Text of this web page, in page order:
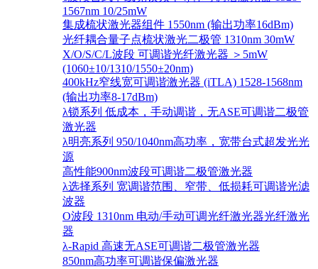
1567nm 10/25mW
集成梳状激光器组件 1550nm (输出功率16dBm)
光纤耦合量子点梳状激光二极管 1310nm 30mW
X/O/S/C/L波段 可调谐光纤激光器 ＞5mW
(1060±10/1310/1550±20nm)
400kHz窄线宽可调谐激光器 (iTLA) 1528-1568nm
(输出功率8-17dBm)
λ锁系列 低成本，手动调谐，无ASE可调谐二极管
激光器
λ明亮系列 950/1040nm高功率，宽带台式超发光光
源
高性能900nm波段可调谐二极管激光器
λ选择系列 宽调谐范围、窄带、低损耗可调谐光滤
波器
O波段 1310nm 电动/手动可调光纤激光器光纤激光
器
λ-Rapid 高速无ASE可调谐二极管激光器
850nm高功率可调谐保偏激光器